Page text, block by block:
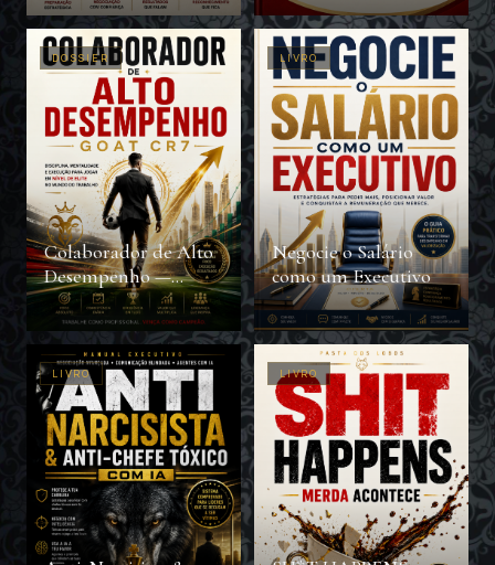
DOSSIER
Colaborador de Alto
Desempenho —
GOAT CR7
LIVRO
Negocie o Salário
como um Executivo
LIVRO LIVRO